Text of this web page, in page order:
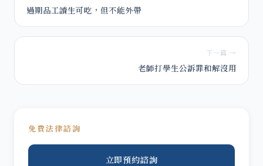
過期品工讀生可吃，但不能外帶
下一篇 →
老師打學生公訴罪和解沒用
免費法律諮詢
立即預約諮詢